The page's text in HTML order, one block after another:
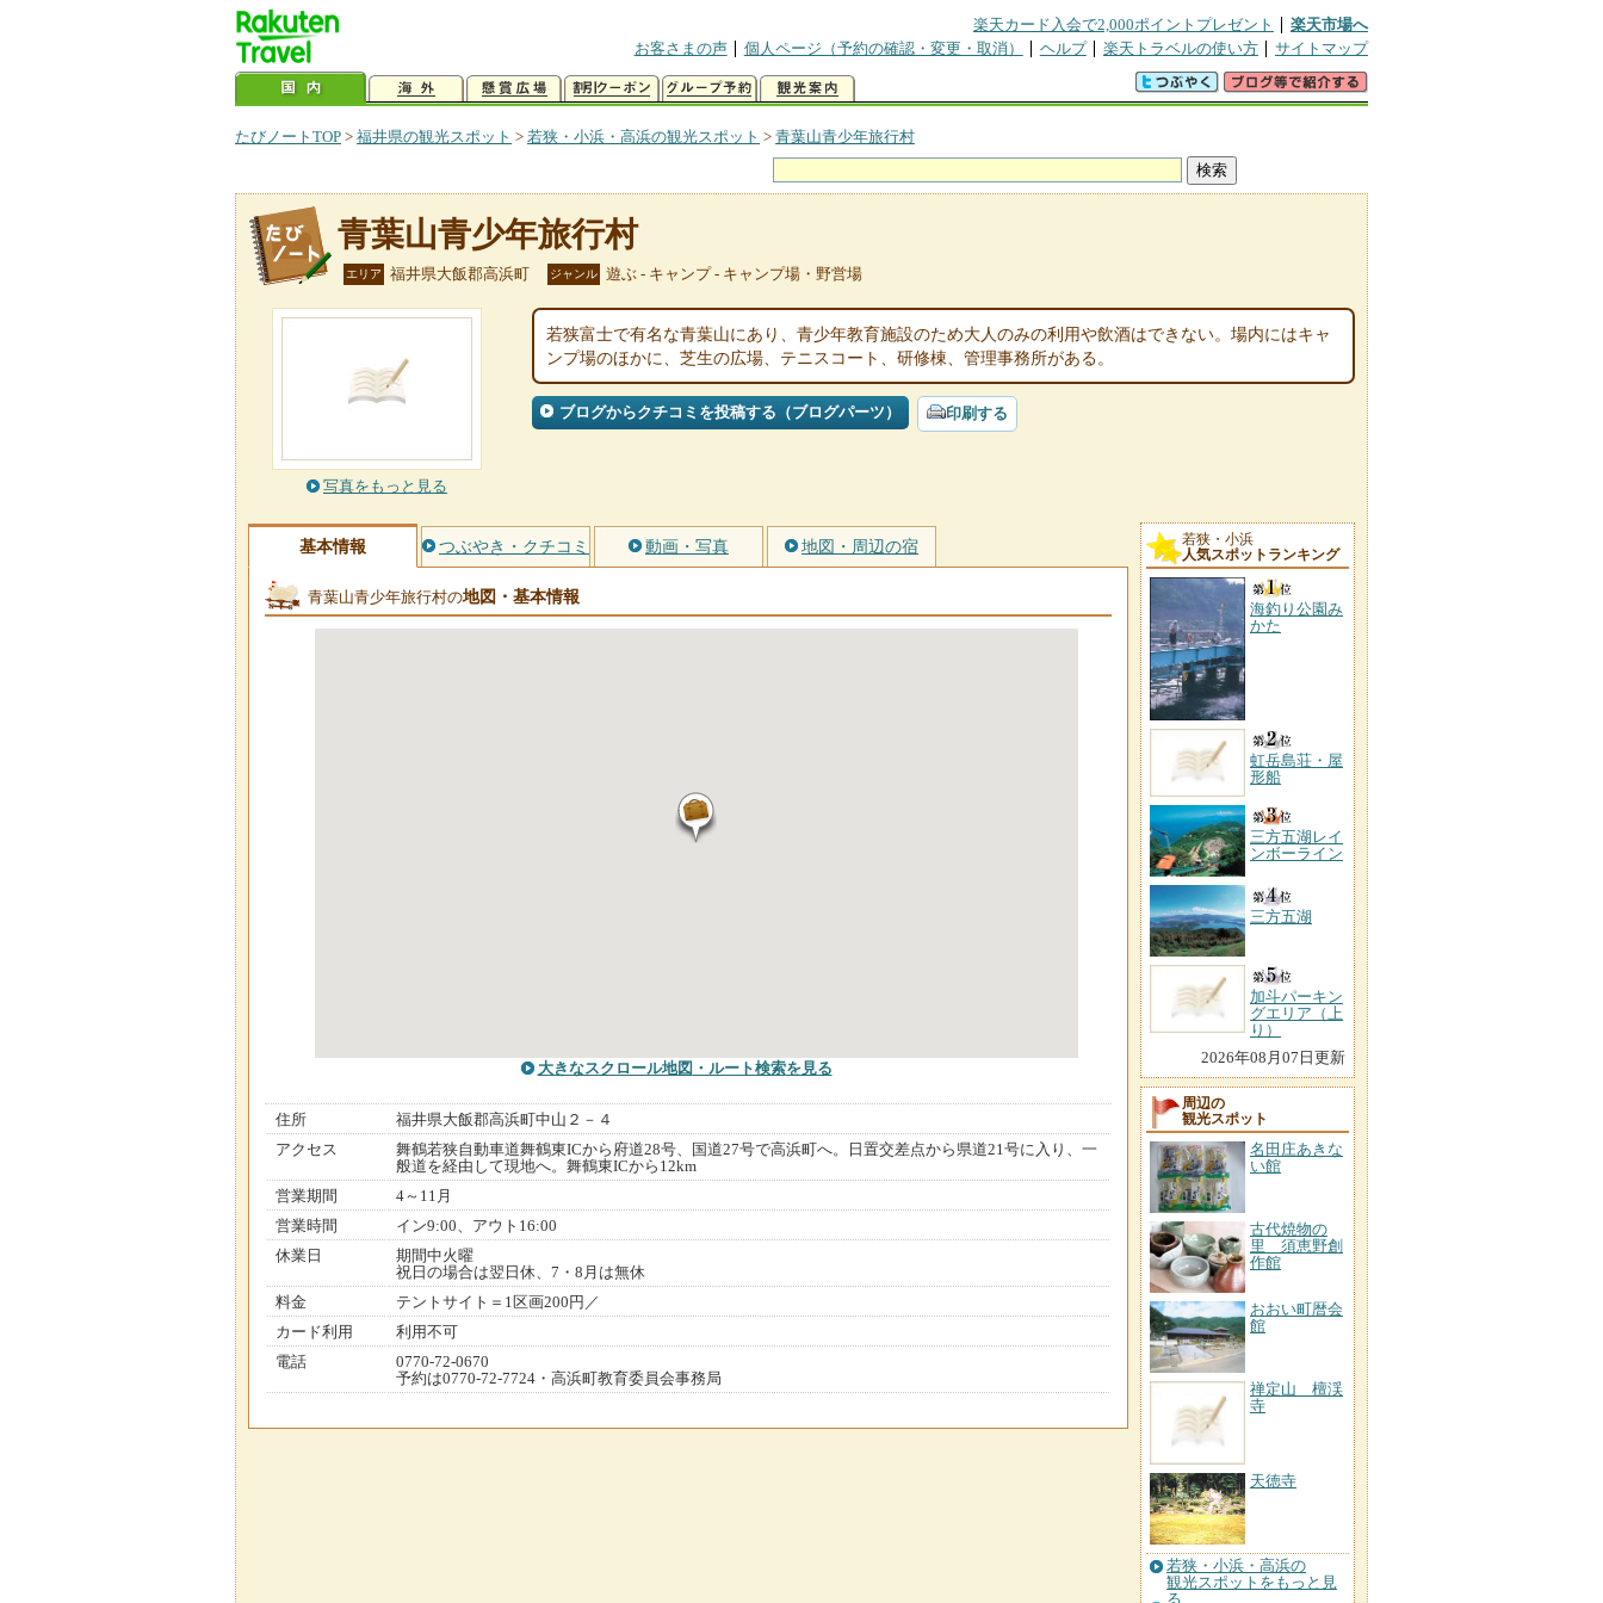
楽天カード入会で2,000ポイントプレゼント
楽天市場へ
お客さまの声
個人ページ（予約の確認・変更・取消） ヘルプ 楽天トラベルの使い方 サイトマップ
たびノートTOP > 福井県の観光スポット > 若狭・小浜・高浜の観光スポット > 青葉山青少年旅行村
青葉山青少年旅行村
エリア 福井県大飯郡高浜町 ジャンル 遊ぶ - キャンプ - キャンプ場・野営場
写真をもっと見る
若狭富士で有名な青葉山にあり、青少年教育施設のため大人のみの利用や飲酒はできない。場内にはキャ
ンプ場のほかに、芝生の広場、テニスコート、研修棟、管理事務所がある。
ブログからクチコミを投稿する（ブログパーツ） 印刷する
基本情報 つぶやき・クチコミ 動画・写真 地図・周辺の宿
青葉山青少年旅行村の地図・基本情報
大きなスクロール地図 ・ルート検索を見る
住所
福井県大飯郡高浜町中山２－４
アクセス
舞鶴若狭自動車道舞鶴東ICから府道28号、国道27号で高浜町へ。日置交差点から県道21号に入り、一
般道を経由して現地へ。舞鶴東ICから12km
営業期間
4～11月
営業時間
イン9:00、アウト16:00
休業日
期間中火曜
祝日の場合は翌日休、7・8月は無休
料金
テントサイト＝1区画200円／
カード利用
利用不可
電話
0770-72-0670
予約は0770-72-7724・高浜町教育委員会事務局
若狭・小浜
人気スポットランキング
海釣り公園み
かた
虹岳島荘・屋
形船
三方五湖レイ
ンボーライン
三方五湖
加斗パーキン
グエリア（上
り）
2026年08月07日更新
周辺の
観光スポット
名田庄あきな
い館
古代焼物の
里 須恵野創
作館
おおい町暦会
館
禅定山 檀渓
寺
天徳寺
若狭・小浜・高浜の
観光スポットをもっと見
る